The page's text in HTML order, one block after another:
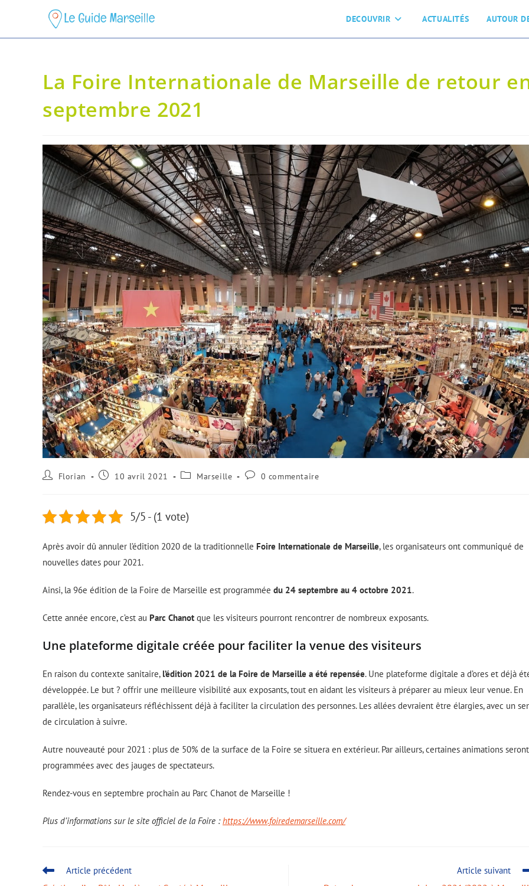
DECOUVRIR ACTUALITÉS AUTOUR
La Foire Internationale de Marseille de retour
septembre 2021
Florian 10 avril 2021 Marseille 0 commentaire
5/5 - (1 vote)
Après avoir dû annuler l’édition 2020 de la traditionnelle Foire Internationale de Marseille, les organisateurs ont communiqué de
nouvelles dates pour 2021.
Ainsi, la 96e édition de la Foire de Marseille est programmée du 24 septembre au 4 octobre 2021.
Cette année encore, c’est au Parc Chanot que les visiteurs pourront rencontrer de nombreux exposants.
Une plateforme digitale créée pour faciliter la venue des visiteurs
En raison du contexte sanitaire, l’édition 2021 de la Foire de Marseille a été repensée. Une plateforme digitale a d’ores et déjà
développée. Le but ? offrir une meilleure visibilité aux exposants, tout en aidant les visiteurs à préparer au mieux leur venue. En
parallèle, les organisateurs réfléchissent déjà à faciliter la circulation des personnes. Les allées devraient être élargies, avec un
de circulation à suivre.
Autre nouveauté pour 2021 : plus de 50% de la surface de la Foire se situera en extérieur. Par ailleurs, certaines animations seront
programmées avec des jauges de spectateurs.
Rendez-vous en septembre prochain au Parc Chanot de Marseille !
Plus d’informations sur le site officiel de la Foire :https://www.foiredemarseille.com/
Article précédent Article suivant